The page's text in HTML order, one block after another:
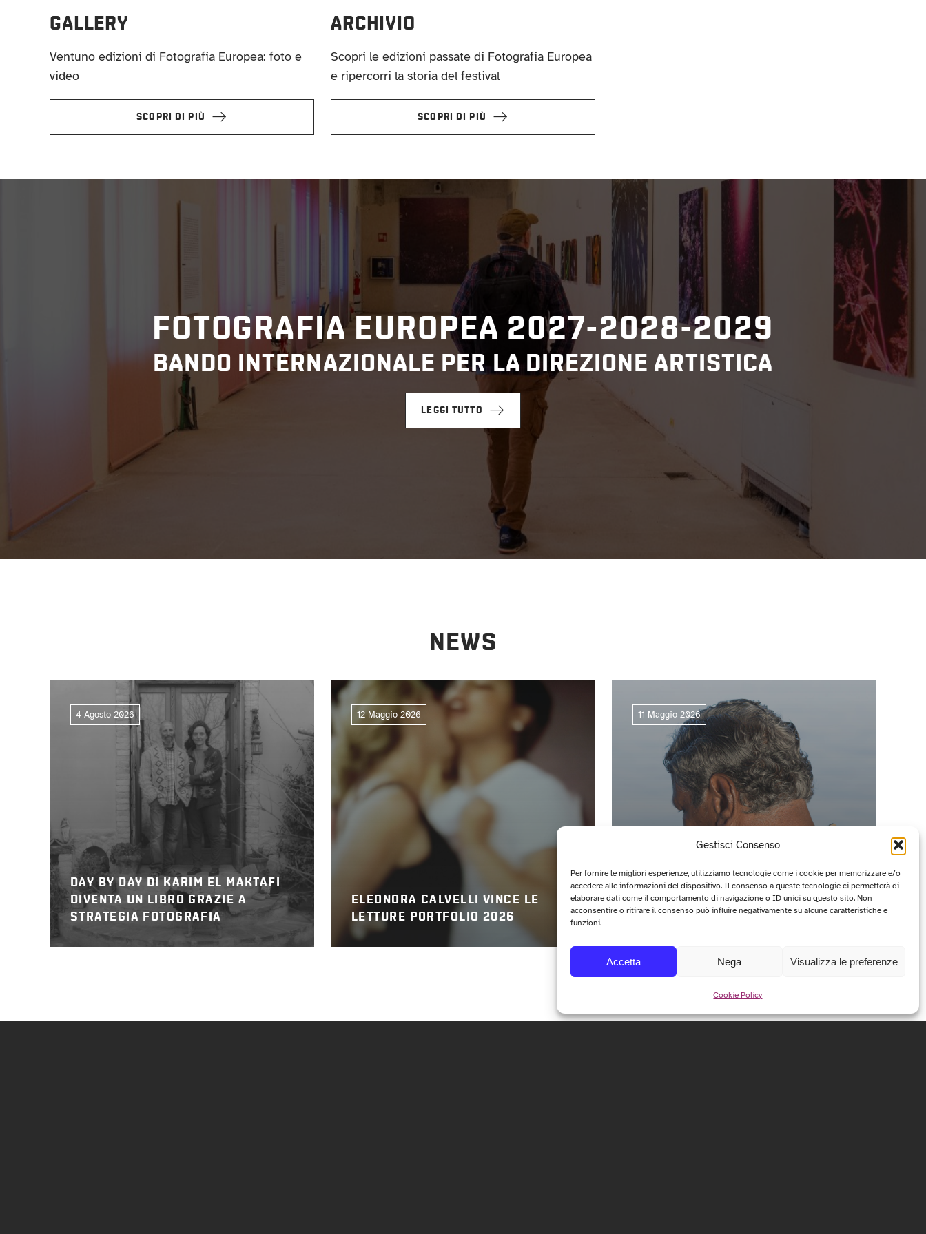
Gestisci Consenso
Per fornire le migliori esperienze, utilizziamo tecnologie come i cookie per memorizzare e/o
accedere alle informazioni del dispositivo. Il consenso a queste tecnologie ci permetterà di
elaborare dati come il comportamento di navigazione o ID unici su questo sito. Non
acconsentire o ritirare il consenso può influire negativamente su alcune caratteristiche e
funzioni.
Accetta Nega Visualizza le preferenze
Cookie Policy
GALLERY
Ventuno edizioni di Fotografia Europea: foto e
video
SCOPRI DI PIÙ
ARCHIVIO
Scopri le edizioni passate di Fotografia Europea
e ripercorri la storia del festival
SCOPRI DI PIÙ
FOTOGRAFIA EUROPEA 2027-2028-2029
BANDO INTERNAZIONALE PER LA DIREZIONE ARTISTICA
LEGGI TUTTO
NEWS
4 Agosto 2026
DAY BY DAY DI KARIM EL MAKTAFI
DIVENTA UN LIBRO GRAZIE A
STRATEGIA FOTOGRAFIA
12 Maggio 2026
ELEONORA CALVELLI VINCE LE
LETTURE PORTFOLIO 2026
11 Maggio 2026
CIRCUITO OFF 2026: I PROGETTI
VINCITORI